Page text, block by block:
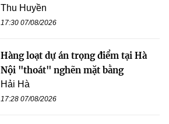
Thu Huyền
17:30 07/08/2026
Hàng loạt dự án trọng điểm tại Hà
Nội "thoát" nghẽn mặt bằng
Hải Hà
17:28 07/08/2026